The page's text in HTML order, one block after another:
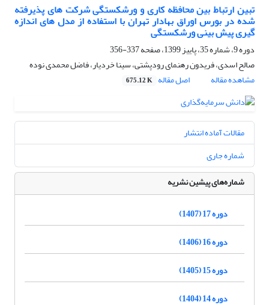
تبین ارتباط بین محافظه کاری و ورشکستگی شرکت های پذیرفته
شده در بورس اوراق بهادار تهران با استفاده از مدل های اندازه
گیری پیش بینی ورشکستگی
دوره 9، شماره 35، پاییز 1399، صفحه
337-356
صالح اسدی، فریدون رهنمای رودپشتی، سینا خردیار، فاضل محمدی نوده
مشاهده مقاله
اصل مقاله 675.12 K
مقالات آماده انتشار
شماره جاری
شماره‌های پیشین نشریه
دوره 17 (1407)
دوره 16 (1406)
دوره 15 (1405)
دوره 14 (1404)